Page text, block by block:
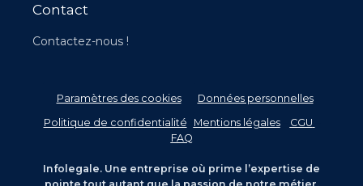
Contact
Contactez-nous !
Paramètres des cookies Données personnelles
Politique de confidentialité
Mentions légales CGU
FAQ
Infolegale. Une entreprise où prime l’expertise de